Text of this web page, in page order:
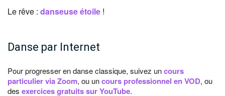
Le rêve : danseuse étoile !
Danse par Internet
Pour progresser en danse classique, suivez uncours
particulier via Zoom, ou uncours professionnel en VOD, ou
des exercices gratuits sur YouTube.